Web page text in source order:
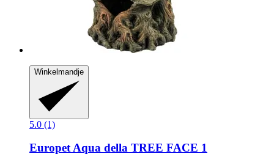
Winkelmandje
5.0 (1)
EuropetAqua della TREE FACE 1